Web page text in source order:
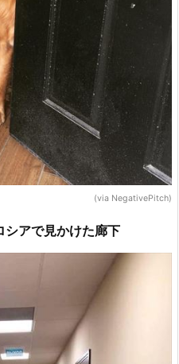
(via NegativePitch)
シアで見かけた廊下